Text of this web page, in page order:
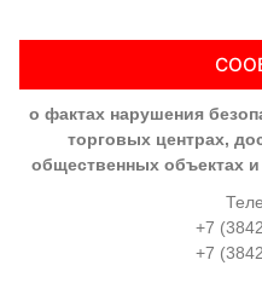
о фактах нарушения
торговых центрах,
общественных объектах
+7
+7